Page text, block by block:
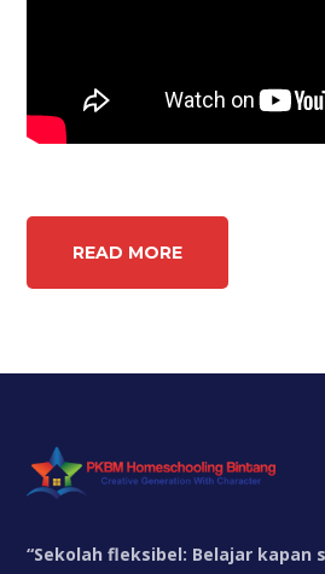
READ MORE
“Sekolah fleksibel: Belajar kapan